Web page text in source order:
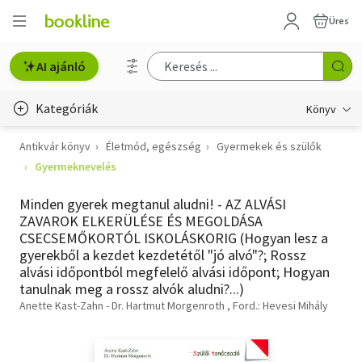
Üres
AI ajánló
Kategóriák Könyv
Életmód, egészség
Gyermek- és ifjúsági
Hobbi, szabadidő
Irodalom
Antikvár könyv Életmód, egészség
Gyermekek és szülők
Gyermeknevelés
Minden gyerek megtanul aludni! - AZ ALVÁSI
ZAVAROK ELKERÜLÉSE ÉS MEGOLDÁSA
CSECSEMŐKORTÓL ISKOLÁSKORIG (Hogyan lesz a
gyerekből a kezdet kezdetétől "jó alvó"?; Rossz
alvási időpontból megfelelő alvási időpont; Hogyan
tanulnak meg a rossz alvók aludni?...)
Anette Kast-Zahn - Dr. Hartmut Morgenroth Ford.: Hevesi Mihály